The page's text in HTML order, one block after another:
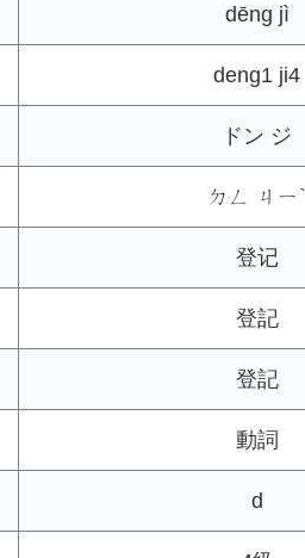
dēng jì
deng1 ji4
ドン ジ
ㄉㄥ ㄐㄧˋ
登记
登記
登記
動詞
d